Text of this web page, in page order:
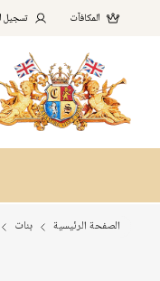
المكافآت تسجيل
الصفحة الرئيسية بنات